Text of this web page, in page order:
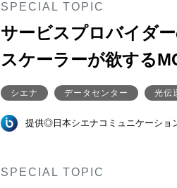
SPECIAL TOPIC
サービスプロバイダ
スケーラーが欲する
シエナ データセンター 光伝
提供◎日本シエナコミュニケーショ
SPECIAL TOPIC